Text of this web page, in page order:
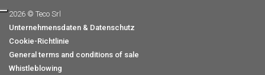
2026 © Teco Srl
Unternehmensdaten & Datenschutz
Cookie-Richtlinie
General terms and conditions of sale
Whistleblowing